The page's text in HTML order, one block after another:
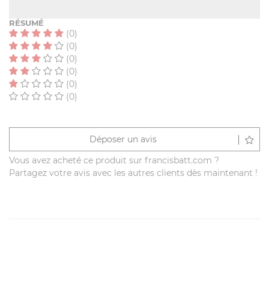
RÉSUMÉ
(0)
(0)
(0)
(0)
(0)
(0)
Déposer un avis
Vous avez acheté ce produit sur francisbatt.com ?
Partagez votre avis avec les autres clients dès maintenant !